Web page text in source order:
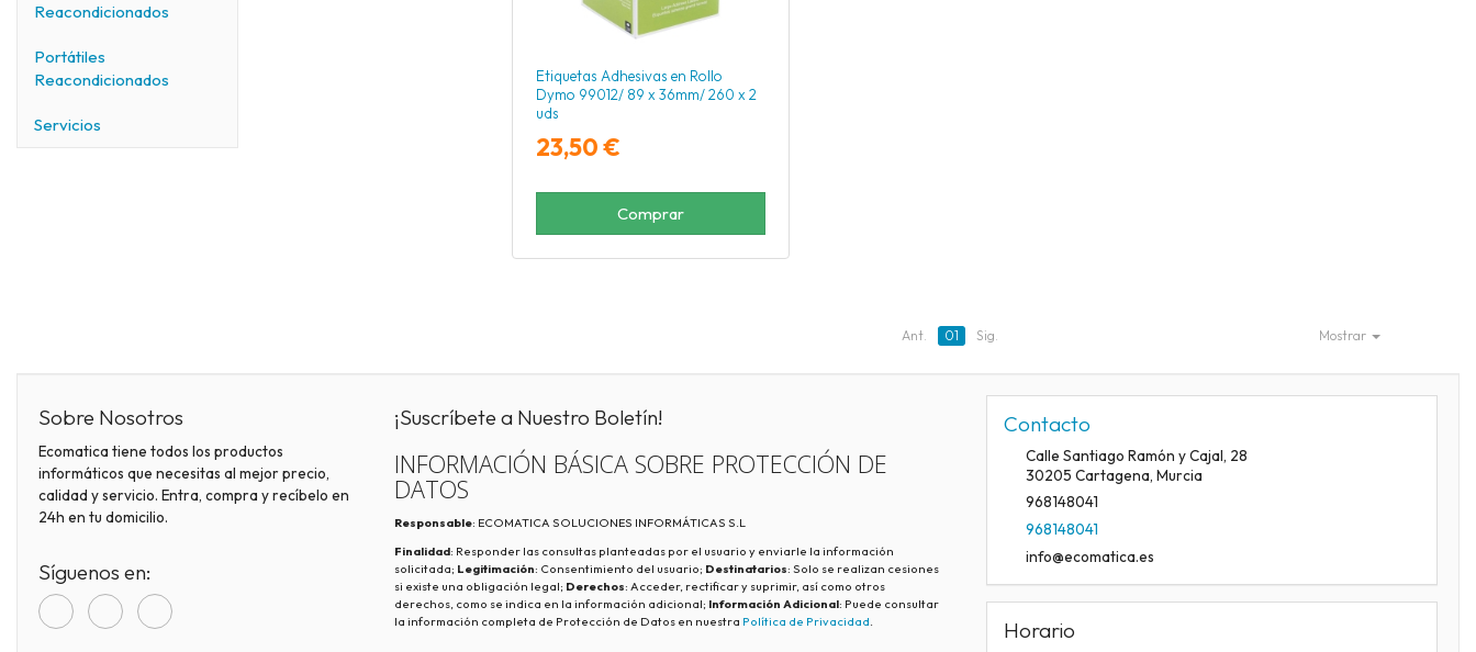
Reacondicionados
Portátiles
Reacondicionados
Servicios
Etiquetas Adhesivas en Rollo
Dymo 99012/ 89 x 36mm/ 260 x 2
uds
23,50 €
Comprar
Ant. 01 Sig. Mostrar
Sobre Nosotros
Ecomatica tiene todos los productos
informáticos que necesitas al mejor precio,
calidad y servicio. Entra, compra y recíbelo en
24h en tu domicilio.
Síguenos en:
¡Suscríbete a Nuestro Boletín!
INFORMACIÓN BÁSICA SOBRE PROTECCIÓN DE
DATOS
Responsable: ECOMATICA SOLUCIONES INFORMÁTICAS S.L
Finalidad: Responder las consultas planteadas por el usuario y enviarle la información
solicitada; Legitimación: Consentimiento del usuario; Destinatarios: Solo se realizan cesiones
si existe una obligación legal; Derechos: Acceder, rectificar y suprimir, así como otros
derechos, como se indica en la información adicional; Información Adicional: Puede consultar
la información completa de Protección de Datos en nuestra Política de Privacidad.
Contacto
Calle Santiago Ramón y Cajal, 28
30205 Cartagena, Murcia
968148041
968148041
info@ecomatica.es
Horario